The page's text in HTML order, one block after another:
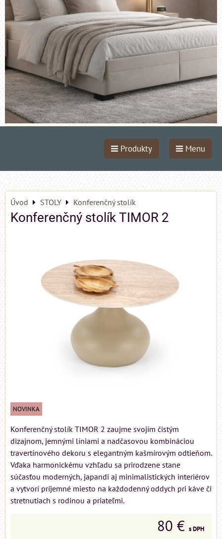
Produkty Menu
Úvod STOLY Konferenčný stolík
Konferenčný stolík TIMOR 2
NOVINKA
Konferenčný stolík TIMOR 2 zaujme svojím čistým
dizajnom, jemnými líniami a nadčasovou kombináciou
travertínového dekoru s elegantným kašmírovým odtieňom.
Vďaka harmonickému vzhľadu sa prirodzene stane
súčasťou moderných, japandi aj minimalistických interiérov
a vytvorí príjemné miesto na každodenný oddych pri káve či
stretnutiach s rodinou a priateľmi.
80 € s DPH